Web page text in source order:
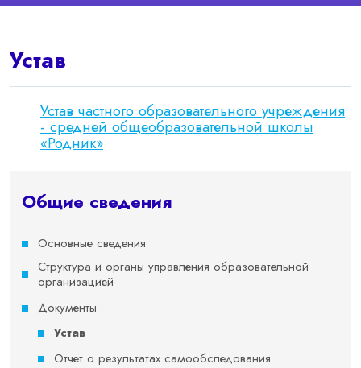
Общие сведения
Основные сведения
Структура и органы управления образовательной
организацией
Документы
Устав
Отчет о результатах самообследования
Устав
Устав частного образовательного учреждения
- средней общеобразовательной школы
«Родник»